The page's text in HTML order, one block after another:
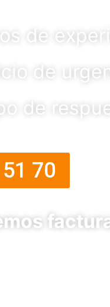
de
de
de
70